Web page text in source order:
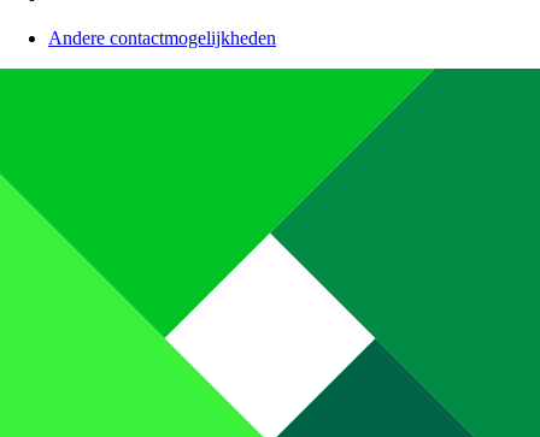
Andere contactmogelijkheden